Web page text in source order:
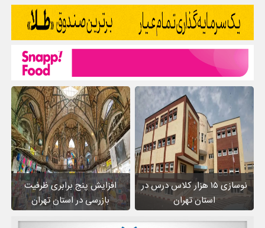
نوسازی ۱۵ هزار کلاس درس در
استان تهران
افزایش پنج برابری ظرفیت
بازرسی در استان تهران